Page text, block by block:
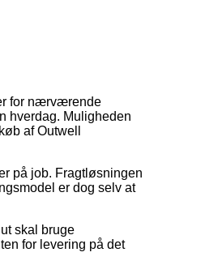
for nærværende
hverdag. Muligheden
af Outwell
på job. Fragtløsningen
er dog selv at
skal bruge
for levering på det